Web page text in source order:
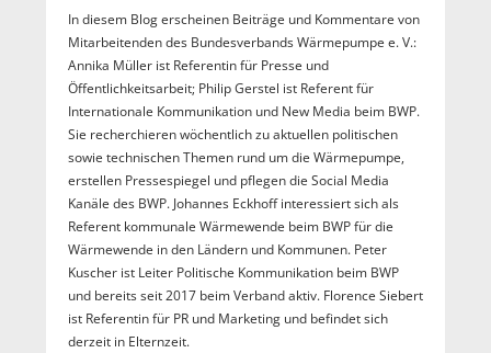
In diesem Blog erscheinen Beiträge und Kommentare von
Mitarbeitenden des Bundesverbands Wärmepumpe e. V.:
Annika Müller ist Referentin für Presse und
Öffentlichkeitsarbeit; Philip Gerstel ist Referent für
Internationale Kommunikation und New Media beim BWP.
Sie recherchieren wöchentlich zu aktuellen politischen
sowie technischen Themen rund um die Wärmepumpe,
erstellen Pressespiegel und pflegen die Social Media
Kanäle des BWP. Johannes Eckhoff interessiert sich als
Referent kommunale Wärmewende beim BWP für die
Wärmewende in den Ländern und Kommunen. Peter
Kuscher ist Leiter Politische Kommunikation beim BWP
und bereits seit 2017 beim Verband aktiv. Florence Siebert
ist Referentin für PR und Marketing und befindet sich
derzeit in Elternzeit.